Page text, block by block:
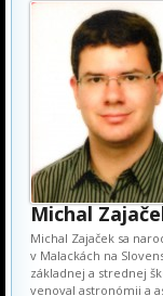
Michal
Michal Zajaček sa
v Malackách na
základnej a strednej
venoval astronómii a